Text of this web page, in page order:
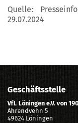
Quelle:
29.07.2024
Geschäftsstelle
VfL Löningen e.V. von
Ahrendvehn 5
49624 Löningen